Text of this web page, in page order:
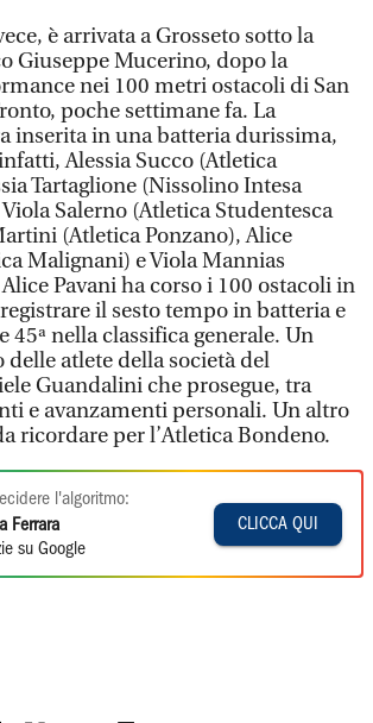
è arrivata a Grosseto sotto la
Giuseppe Mucerino, dopo la
nei 100 metri ostacoli di San
poche settimane fa. La
inserita in una batteria durissima,
Alessia Succo (Atletica
Tartaglione (Nissolino Intesa
Salerno (Atletica Studentesca
(Atletica Ponzano), Alice
Malignani) e Viola Mannias
Pavani ha corso i 100 ostacoli in
il sesto tempo in batteria e
45ª nella classifica generale. Un
delle atlete della società del
Guandalini che prosegue, tra
e avanzamenti personali. Un altro
ricordare per l’Atletica Bondeno.
l'algoritmo:
Ferrara
su Google
CLICCA QUI